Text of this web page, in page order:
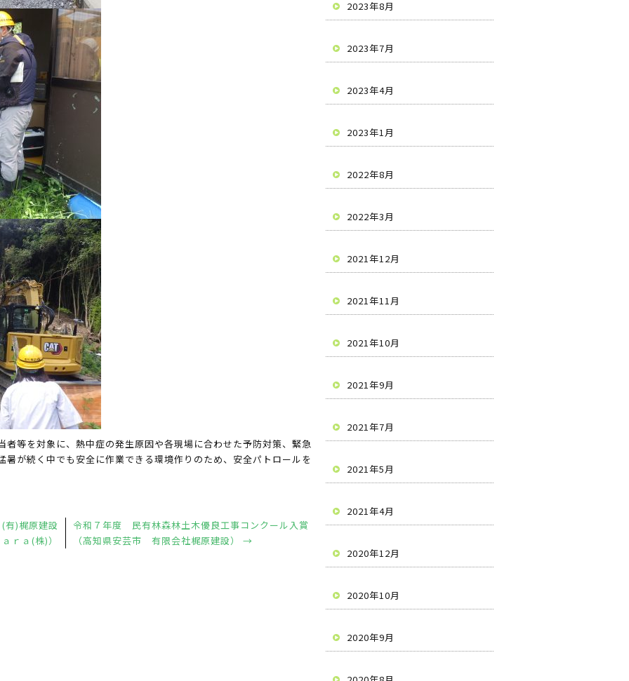
者等を対象に、熱中症の発生原因や各現場に合わせた予防対策、緊急
が続く中でも安全に作業できる環境作りのため、安全パトロールを
)梶原建設
ｒａ(株)）
令和７年度 民有林森林土木優良工事コンクール入賞
（高知県安芸市 有限会社梶原建設） →
2023年8月
2023年7月
2023年4月
2023年1月
2022年8月
2022年3月
2021年12月
2021年11月
2021年10月
2021年9月
2021年7月
2021年5月
2021年4月
2020年12月
2020年10月
2020年9月